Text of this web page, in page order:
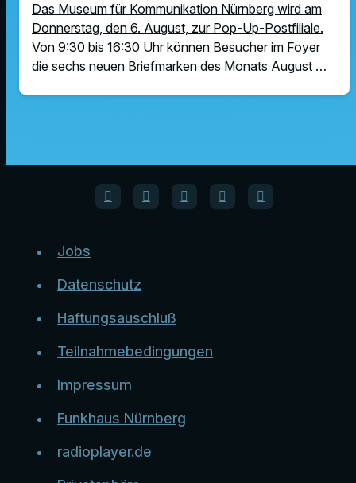
Das Museum für Kommunikation Nürnberg wird am
Donnerstag, den 6. August, zur Pop-Up-Postfiliale.
Von 9:30 bis 16:30 Uhr können Besucher im Foyer
die sechs neuen Briefmarken des Monats August …
Jobs
Datenschutz
Haftungsauschluß
Teilnahmebedingungen
Impressum
Funkhaus Nürnberg
radioplayer.de